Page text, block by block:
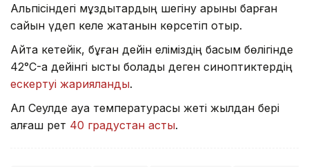
Альпісіндегі мұздықтардың шегіну қарқыны барған
сайын үдеп келе жатқанын көрсетіп отыр.
Айта кетейік, бұған дейін еліміздің басым бөлігінде
42°C-қа дейінгі ыстық болады деген синоптиктердің
ескертуі жарияланды.
Ал Сеулде ауа температурасы жеті жылдан бері
алғаш рет 40 градустан асты.